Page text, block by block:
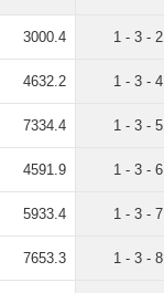
3000.4
4632.2
7334.4
4591.9
5933.4
7653.3
1 - 3 - 2
1 - 3 - 4
1 - 3 - 5
1 - 3 - 6
1 - 3 - 7
1 - 3 - 8